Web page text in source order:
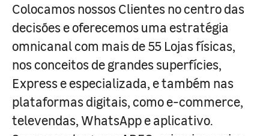
Colocamos nossos Clientes no centro das
decisões e oferecemos uma estratégia
omnicanal com mais de 55 Lojas físicas,
nos conceitos de grandes superfícies,
Express e especializada, e também nas
plataformas digitais, como e-commerce,
televendas, WhatsApp e aplicativo.